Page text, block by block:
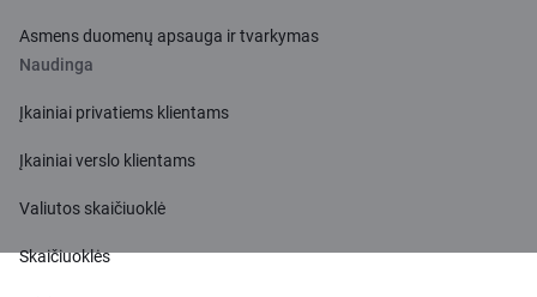
Asmens duomenų apsauga ir tvarkymas
Naudinga
Įkainiai privatiems klientams
Įkainiai verslo klientams
Valiutos skaičiuoklė
Skaičiuoklės